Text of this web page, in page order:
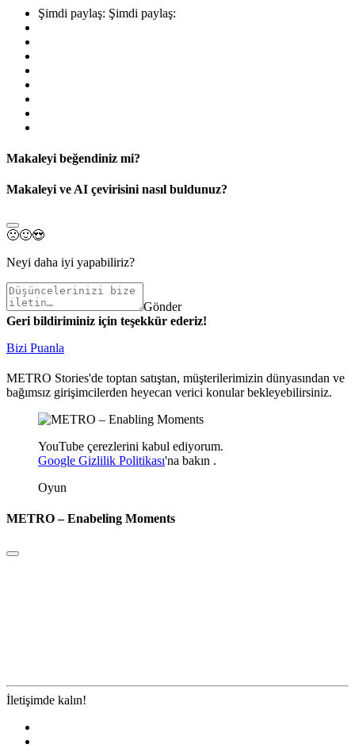
Şimdi paylaş: Şimdi paylaş:
Makaleyi beğendiniz mi?
Makaleyi ve AI çevirisini nasıl buldunuz?
🙁🙂😍
Neyi daha iyi yapabiliriz?
Gönder
Geri bildiriminiz için teşekkür ederiz!
Bizi Puanla
METRO Stories'de toptan satıştan, müşterilerimizin dünyasından ve
bağımsız girişimcilerden heyecan verici konular bekleyebilirsiniz.
YouTube çerezlerini kabul ediyorum.
Google Gizlilik Politikası'na bakın .
Oyun
METRO – Enabeling Moments
İletişimde kalın!